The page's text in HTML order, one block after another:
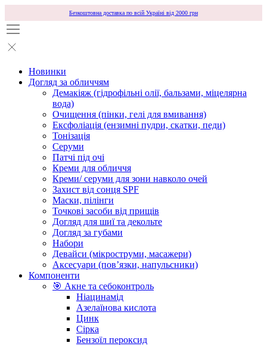
Безкоштовна доставка по всій Україні від 2000 грн
Новинки
Догляд за обличчям
Демакіяж (гідрофільні олії, бальзами, міцелярна
вода)
Очищення (пінки, гелі для вмивання)
Ексфоліація (ензимні пудри, скатки, педи)
Тонізація
Серуми
Патчі під очі
Креми для обличчя
Креми/ серуми для зони навколо очей
Захист від сонця SPF
Маски, пілінги
Точкові засоби від прищів
Догляд для шиї та декольте
Догляд за губами
Набори
Девайси (мікроструми, масажери)
Аксесуари (повʼязки, напульсники)
Компоненти
🎯 Акне та себоконтроль
Ніацинамід
Азелаїнова кислота
Цинк
Сірка
Бензоїл пероксид